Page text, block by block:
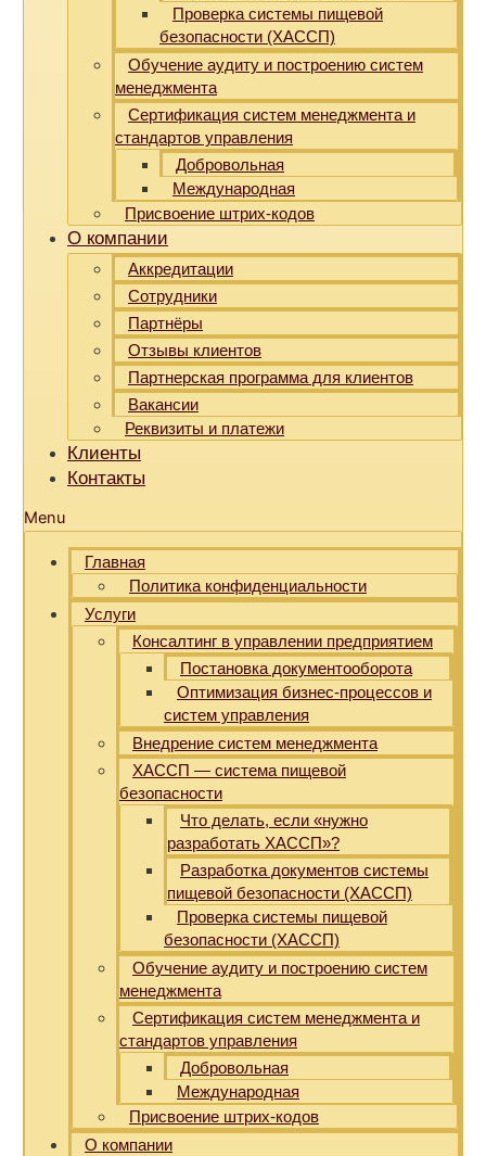
Проверка системы пищевой
безопасности (ХАССП)
Обучение аудиту и построению систем
менеджмента
Сертификация систем менеджмента и
стандартов управления
Добровольная
Международная
Присвоение штрих-кодов
О компании
Аккредитации
Сотрудники
Партнёры
Отзывы клиентов
Партнерская программа для клиентов
Вакансии
Реквизиты и платежи
Клиенты
Контакты
Menu
Главная
Политика конфиденциальности
Услуги
Консалтинг в управлении предприятием
Постановка документооборота
Оптимизация бизнес-процессов и
систем управления
Внедрение систем менеджмента
ХАССП — система пищевой
безопасности
Что делать, если «нужно
разработать ХАССП»?
Разработка документов системы
пищевой безопасности (ХАССП)
Проверка системы пищевой
безопасности (ХАССП)
Обучение аудиту и построению систем
менеджмента
Сертификация систем менеджмента и
стандартов управления
Добровольная
Международная
Присвоение штрих-кодов
О компании